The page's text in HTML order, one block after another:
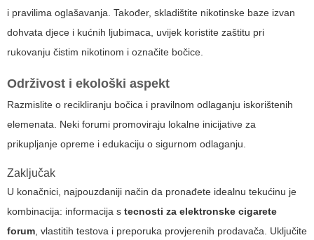
i pravilima oglašavanja. Također, skladištite nikotinske baze izvan
dohvata djece i kućnih ljubimaca, uvijek koristite zaštitu pri
rukovanju čistim nikotinom i označite bočice.
Održivost i ekološki aspekt
Razmislite o recikliranju bočica i pravilnom odlaganju iskorištenih
elemenata. Neki forumi promoviraju lokalne inicijative za
prikupljanje opreme i edukaciju o sigurnom odlaganju.
Zaključak
U konačnici, najpouzdaniji način da pronađete idealnu tekućinu je
kombinacija: informacija s tecnosti za elektronske cigarete
forum, vlastitih testova i preporuka provjerenih prodavača. Uključite